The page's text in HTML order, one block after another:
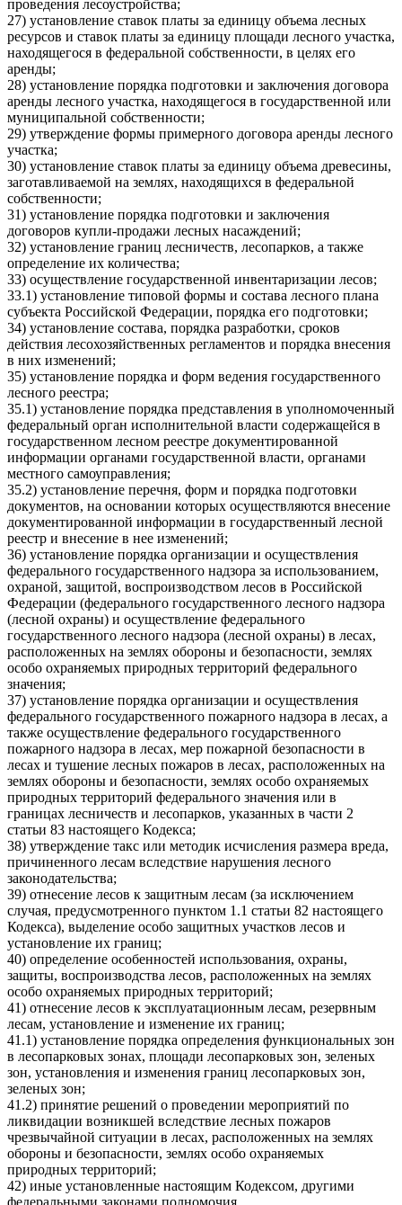
проведения лесоустройства;
27) установление ставок платы за единицу объема лесных
ресурсов и ставок платы за единицу площади лесного участка,
находящегося в федеральной собственности, в целях его
аренды;
28) установление порядка подготовки и заключения договора
аренды лесного участка, находящегося в государственной или
муниципальной собственности;
29) утверждение формы примерного договора аренды лесного
участка;
30) установление ставок платы за единицу объема древесины,
заготавливаемой на землях, находящихся в федеральной
собственности;
31) установление порядка подготовки и заключения
договоров купли-продажи лесных насаждений;
32) установление границ лесничеств, лесопарков, а также
определение их количества;
33) осуществление государственной инвентаризации лесов;
33.1) установление типовой формы и состава лесного плана
субъекта Российской Федерации, порядка его подготовки;
34) установление состава, порядка разработки, сроков
действия лесохозяйственных регламентов и порядка внесения
в них изменений;
35) установление порядка и форм ведения государственного
лесного реестра;
35.1) установление порядка представления в уполномоченный
федеральный орган исполнительной власти содержащейся в
государственном лесном реестре документированной
информации органами государственной власти, органами
местного самоуправления;
35.2) установление перечня, форм и порядка подготовки
документов, на основании которых осуществляются внесение
документированной информации в государственный лесной
реестр и внесение в нее изменений;
36) установление порядка организации и осуществления
федерального государственного надзора за использованием,
охраной, защитой, воспроизводством лесов в Российской
Федерации (федерального государственного лесного надзора
(лесной охраны) и осуществление федерального
государственного лесного надзора (лесной охраны) в лесах,
расположенных на землях обороны и безопасности, землях
особо охраняемых природных территорий федерального
значения;
37) установление порядка организации и осуществления
федерального государственного пожарного надзора в лесах, а
также осуществление федерального государственного
пожарного надзора в лесах, мер пожарной безопасности в
лесах и тушение лесных пожаров в лесах, расположенных на
землях обороны и безопасности, землях особо охраняемых
природных территорий федерального значения или в
границах лесничеств и лесопарков, указанных в части 2
статьи 83 настоящего Кодекса;
38) утверждение такс или методик исчисления размера вреда,
причиненного лесам вследствие нарушения лесного
законодательства;
39) отнесение лесов к защитным лесам (за исключением
случая, предусмотренного пунктом 1.1 статьи 82 настоящего
Кодекса), выделение особо защитных участков лесов и
установление их границ;
40) определение особенностей использования, охраны,
защиты, воспроизводства лесов, расположенных на землях
особо охраняемых природных территорий;
41) отнесение лесов к эксплуатационным лесам, резервным
лесам, установление и изменение их границ;
41.1) установление порядка определения функциональных зон
в лесопарковых зонах, площади лесопарковых зон, зеленых
зон, установления и изменения границ лесопарковых зон,
зеленых зон;
41.2) принятие решений о проведении мероприятий по
ликвидации возникшей вследствие лесных пожаров
чрезвычайной ситуации в лесах, расположенных на землях
обороны и безопасности, землях особо охраняемых
природных территорий;
42) иные установленные настоящим Кодексом, другими
федеральными законами полномочия.